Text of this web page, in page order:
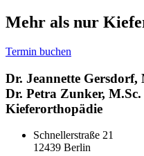
Mehr als nur
Termin buchen
Dr. Jeannette Gersdorf,
Dr. Petra Zunker, M.Sc.
Kieferorthopädie
Schnellerstraße 21
12439 Berlin